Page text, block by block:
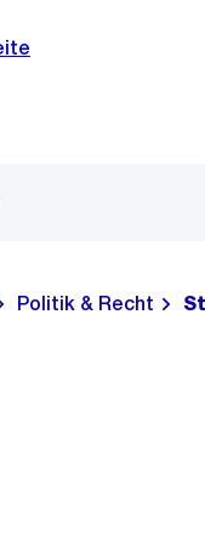
Politik & Recht